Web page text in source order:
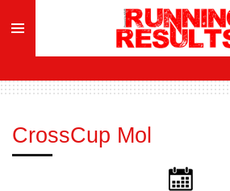
direct
hoofdinhoud
CrossCup Mol